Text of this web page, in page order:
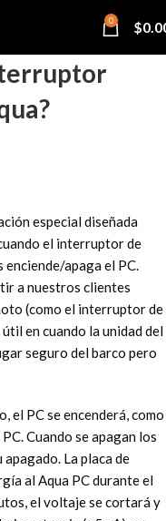
0 $
especial diseñada
el interruptor de
enciende/apaga el PC.
a nuestros clientes
(como el interruptor de
en cuando la unidad del
seguro del barco pero
el PC se encenderá, como
Cuando se apagan los
La placa de
al Aqua PC durante el
el voltaje se cortará y